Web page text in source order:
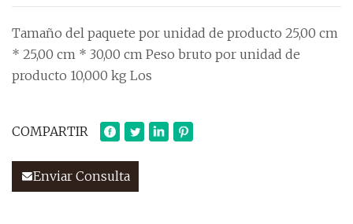
Tamaño del paquete por unidad de producto 25,00 cm
* 25,00 cm * 30,00 cm Peso bruto por unidad de
producto 10,000 kg Los
COMPARTIR
Enviar Consulta